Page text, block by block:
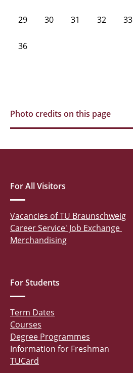
29 30 31 32 33
36
Photo credits on this page
For All Visitors
Vacancies of TU Braunschweig
Career Service' Job Exchange
Merchandising
For Students
Term Dates
Courses
Degree Programmes
Information for Freshman
TUCard